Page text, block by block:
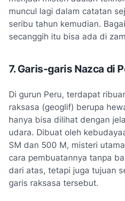
muncul lagi dalam catatan
seribu tahun kemudian.
secanggih itu bisa ada di
7. Garis-garis Nazca di
Di gurun Peru, terdapat
raksasa (geoglif) berupa
hanya bisa dilihat dengan
udara. Dibuat oleh
SM dan 500 M, misteri
cara pembuatannya tanpa
dari atas, tetapi juga tujuan
garis raksasa tersebut.